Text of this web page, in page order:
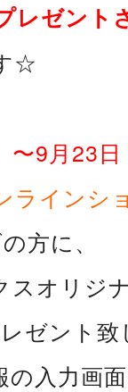
レゼント
☆
〜9月23
ラインシ
方に、
スオリジ
レゼント
の入力画